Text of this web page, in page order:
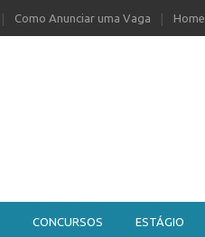
Como Anunciar uma Vaga Home
CONCURSOS ESTÁGIO